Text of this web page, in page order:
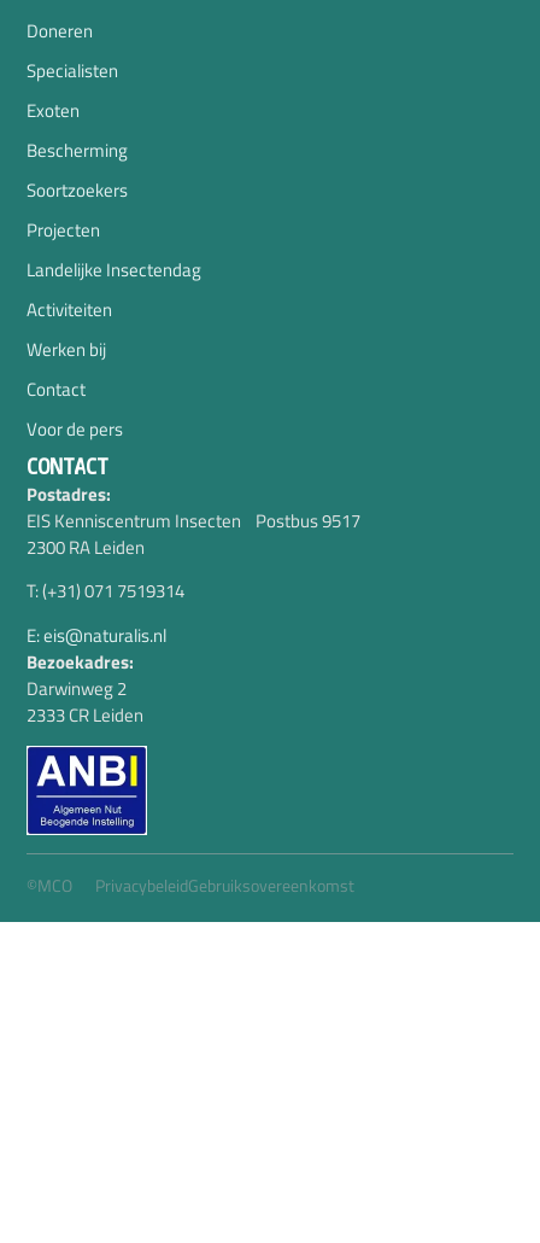
Doneren
Specialisten
Exoten
Bescherming
Soortzoekers
Projecten
Landelijke Insectendag
Activiteiten
Werken bij
Contact
Voor de pers
CONTACT
Postadres:
EIS Kenniscentrum Insecten Postbus 9517
2300 RA Leiden
T: (+31) 071 7519314
E: eis@naturalis.nl
Bezoekadres:
Darwinweg 2
2333 CR Leiden
©MCO PrivacybeleidGebruiksovereenkomst